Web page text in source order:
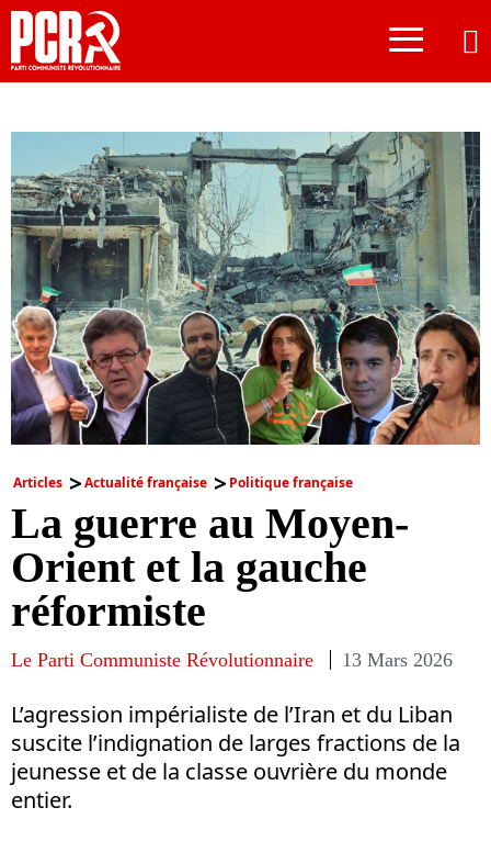
≡
Articles Actualité française Politique française
La guerre au Moyen-
Orient et la gauche
réformiste
Le Parti Communiste Révolutionnaire 13 Mars 2026
L’agression impérialiste de l’Iran et du Liban
suscite l’indignation de larges fractions de la
jeunesse et de la classe ouvrière du monde
entier.